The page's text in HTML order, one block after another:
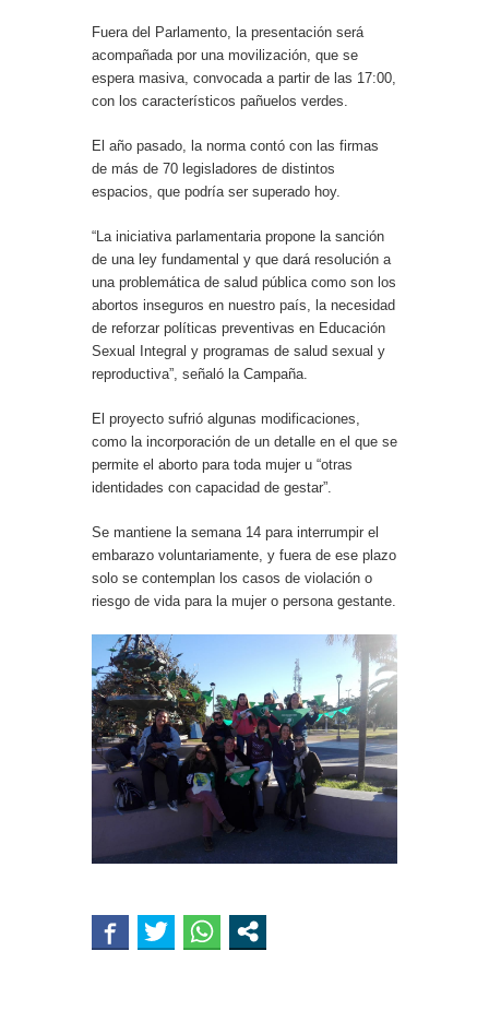
Fuera del Parlamento, la presentación será
acompañada por una movilización, que se
espera masiva, convocada a partir de las 17:00,
con los característicos pañuelos verdes.
El año pasado, la norma contó con las firmas
de más de 70 legisladores de distintos
espacios, que podría ser superado hoy.
“La iniciativa parlamentaria propone la sanción
de una ley fundamental y que dará resolución a
una problemática de salud pública como son los
abortos inseguros en nuestro país, la necesidad
de reforzar políticas preventivas en Educación
Sexual Integral y programas de salud sexual y
reproductiva”, señaló la Campaña.
El proyecto sufrió algunas modificaciones,
como la incorporación de un detalle en el que se
permite el aborto para toda mujer u “otras
identidades con capacidad de gestar”.
Se mantiene la semana 14 para interrumpir el
embarazo voluntariamente, y fuera de ese plazo
solo se contemplan los casos de violación o
riesgo de vida para la mujer o persona gestante.